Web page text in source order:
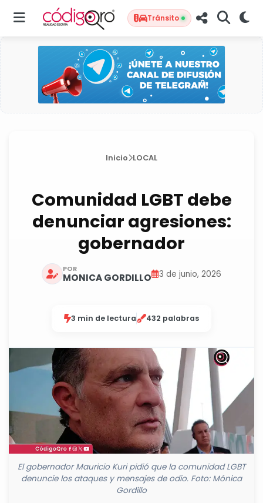
Tránsito
Inicio LOCAL
Comunidad LGBT debe
denunciar agresiones:
gobernador
POR
MONICA GORDILLO 3 de junio, 2026
3 min de lectura 432 palabras
El gobernador Mauricio Kuri pidió que la comunidad LGBT
denuncie los ataques y mensajes de odio. Foto: Mónica
Gordillo